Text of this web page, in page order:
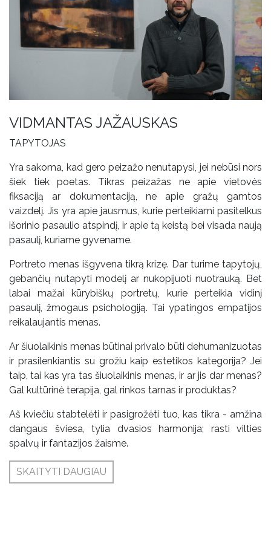
VIDMANTAS JAŽAUSKAS
TAPYTOJAS
Yra sakoma, kad gero peizažo nenutapysi, jei nebūsi nors
šiek tiek poetas. Tikras peizažas ne apie vietovės
fiksaciją ar dokumentaciją, ne apie gražų gamtos
vaizdelį. Jis yra apie jausmus, kurie perteikiami pasitelkus
išorinio pasaulio atspindį, ir apie tą keistą bei visada naują
pasaulį, kuriame gyvename.
Portreto menas išgyvena tikrą krizę. Dar turime tapytojų,
gebančių nutapyti modelį ar nukopijuoti nuotrauką. Bet
labai mažai kūrybiškų portretų, kurie perteikia vidinį
pasaulį, žmogaus psichologiją. Tai ypatingos empatijos
reikalaujantis menas.
Ar šiuolaikinis menas būtinai privalo būti dehumanizuotas
ir prasilenkiantis su grožiu kaip estetikos kategorija? Jei
taip, tai kas yra tas šiuolaikinis menas, ir ar jis dar menas?
Gal kultūrinė terapija, gal rinkos tarnas ir produktas?
Aš kviečiu stabtelėti ir pasigrožėti tuo, kas tikra - amžina
dangaus šviesa, tylia dvasios harmonija; rasti vilties
spalvų ir fantazijos žaisme.
SKAITYTI DAUGIAU